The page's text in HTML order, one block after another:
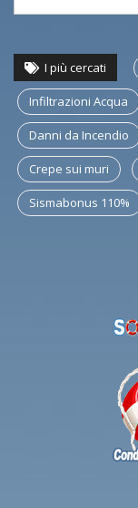
I più cercati
Infiltrazioni Acqua
Danni da Incendio
Crepe sui muri
Sismabonus 110%